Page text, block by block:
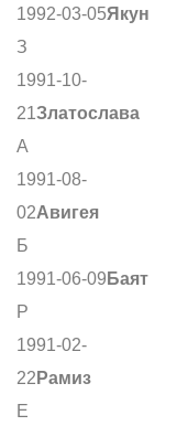
1992-03-05Якун
З
1991-10-
21Златослава
А
1991-08-
02Авигея
Б
1991-06-09 Баят
Р
1991-02-
22 Рамиз
Е